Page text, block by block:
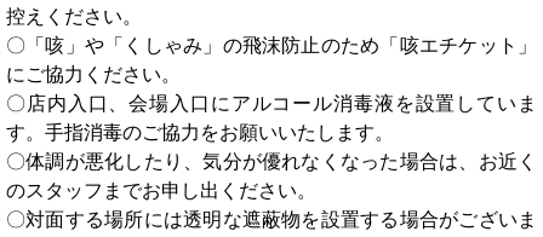
控えください。
〇「咳」や「くしゃみ」の飛沫防止のため「咳エチケット」
にご協力ください。
〇店内入口、会場入口にアルコール消毒液を設置していま
す。手指消毒のご協力をお願いいたします。
〇体調が悪化したり、気分が優れなくなった場合は、お近く
のスタッフまでお申し出ください。
〇対面する場所には透明な遮蔽物を設置する場合がございま